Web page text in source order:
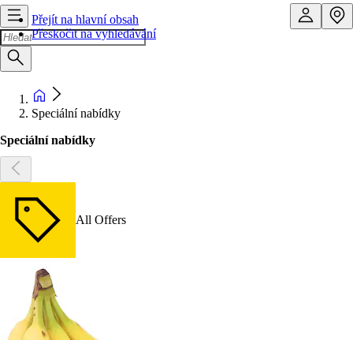
Přejít na hlavní obsah
Přeskočit na vyhledávání
Speciální nabídky
Speciální nabídky
All Offers